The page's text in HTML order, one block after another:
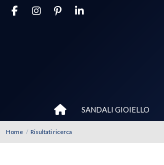
SANDALI GIOIELLO
Home Risultati ricerca